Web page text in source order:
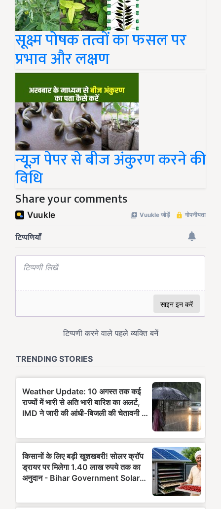
सूक्ष्म पोषक तत्वों का फसल पर
प्रभाव और लक्षण
न्यूज़ पेपर से बीज अंकुरण करने की
विधि
Share your comments